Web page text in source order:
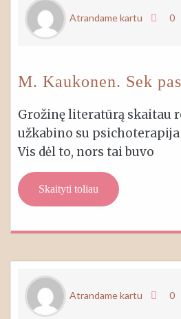
Atrandame kartu 0
M. Kaukonen. Sek
Grožinę literatūrą skaitau
užkabino su psichoterapija
Vis dėl to, nors tai buvo
Skaityti toliau
Atrandame kartu 0